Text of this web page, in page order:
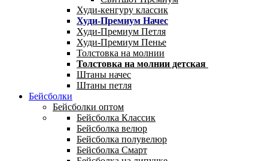
Худи-кенгуру классик
Худи-Премиум Начес
Худи-Премиум Петля
Худи-Премиум Пенье
Толстовка на молнии
Толстовка на молнии детская
Штаны начес
Штаны петля
Бейсболки
Бейсболки оптом
Бейсболка Классик
Бейсболка велюр
Бейсболка полувелюр
Бейсболка Смарт